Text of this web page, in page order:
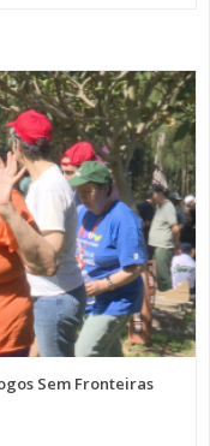
Sem Fronteiras